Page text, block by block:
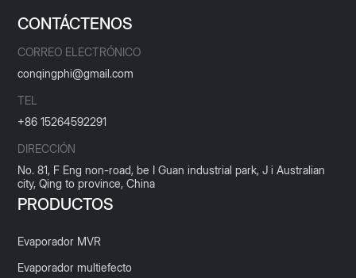
CONTÁCTENOS
CORREO ELECTRÓNICO
conqingphi@gmail.com
TEL
+86 15264592291
DIRECCIÓN
No. 81, F Eng non-road, be I Guan industrial park, J i Australian
city, Qing to province, China
PRODUCTOS
Evaporador MVR
Evaporador multiefecto